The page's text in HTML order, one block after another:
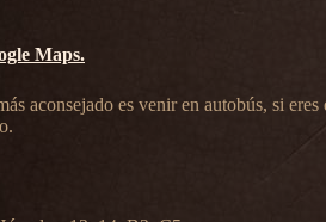
Maps.
aconsejado es venir en autobús, si